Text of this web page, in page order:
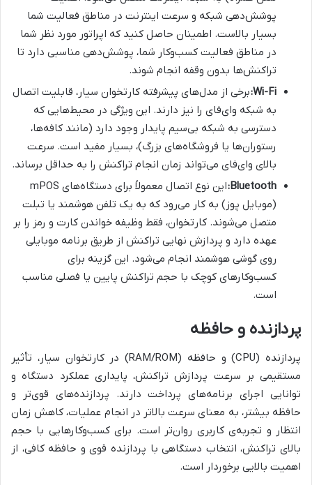
پوشش‌دهی شبکه و سرعت اینترنت در مناطق فعالیت شما
بسیار بالاست. اطمینان حاصل کنید که اپراتور مورد نظر شما
در مناطق فعالیت کسب‌وکار شما، پوشش‌دهی مناسبی دارد تا
تراکنش‌ها بدون وقفه انجام شوند.
Wi-Fi: برخی از مدل‌های پیشرفته کارتخوان سیار، قابلیت اتصال
به شبکه وای‌فای را نیز دارند. این ویژگی در محیط‌هایی که
دسترسی به شبکه بی‌سیم پایدار وجود دارد (مانند کافه‌ها،
رستوران‌ها یا فروشگاه‌های بزرگ)، بسیار مفید است. سرعت
بالای وای‌فای می‌تواند زمان انجام تراکنش را به حداقل برساند.
Bluetooth:
این نوع اتصال معمولاً برای دستگاه‌های mPOS
(موبایل پوز) به کار می‌رود که به یک تلفن هوشمند یا تبلت
متصل می‌شوند. کارتخوان، فقط وظیفه خواندن کارت و رمز را بر
عهده دارد و پردازش نهایی تراکنش از طریق برنامه موبایلی
روی گوشی هوشمند انجام می‌شود. این گزینه برای
کسب‌وکارهای کوچک با حجم تراکنش پایین یا فصلی مناسب
است.
پردازنده و حافظه
پردازنده (CPU) و حافظه (RAM/ROM) در کارتخوان سیار، تأثیر
مستقیمی بر سرعت پردازش تراکنش، پایداری عملکرد دستگاه و
توانایی اجرای برنامه‌های پرداخت دارند. پردازنده‌های قوی‌تر و
حافظه بیشتر، به معنای سرعت بالاتر در انجام عملیات، کاهش زمان
انتظار و تجربه‌ی کاربری روان‌تر است. برای کسب‌وکارهایی با حجم
بالای تراکنش، انتخاب دستگاهی با پردازنده قوی و حافظه کافی، از
اهمیت بالایی برخوردار است.